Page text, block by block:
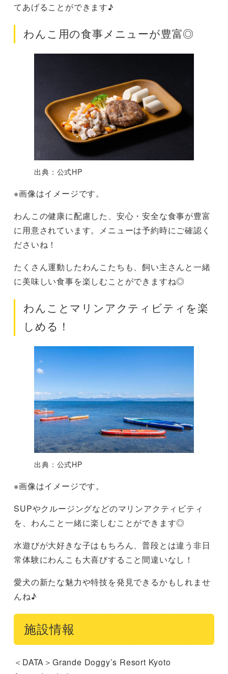
てあげることができます♪
わんこ用の食事メニューが豊富◎
出典：公式HP
※画像はイメージです。
わんこの健康に配慮した、安心・安全な食事が豊富
に用意されています。メニューは予約時にご確認く
ださいね！
たくさん運動したわんこたちも、飼い主さんと一緒
に美味しい食事を楽しむことができますね◎
わんことマリンアクティビティを楽
しめる！
出典：公式HP
※画像はイメージです。
SUPやクルージングなどのマリンアクティビティ
を、わんこと一緒に楽しむことができます◎
水遊びが大好きな子はもちろん、普段とは違う非日
常体験にわんこも大喜びすること間違いなし！
愛犬の新たな魅力や特技を発見できるかもしれませ
んね♪
施設情報
＜DATA＞Grande Doggy’s Resort Kyoto